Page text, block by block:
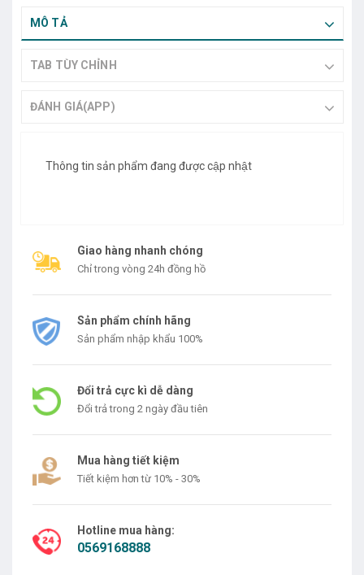
MÔ TẢ
TAB TÙY CHỈNH
ĐÁNH GIÁ(APP)
Thông tin sản phẩm đang được cập nhật
Giao hàng nhanh chóng
Chỉ trong vòng 24h đồng hồ
Sản phẩm chính hãng
Sản phẩm nhập khẩu 100%
Đổi trả cực kì dễ dàng
Đổi trả trong 2 ngày đầu tiên
Mua hàng tiết kiệm
Tiết kiệm hơn từ 10% - 30%
Hotline mua hàng:
0569168888